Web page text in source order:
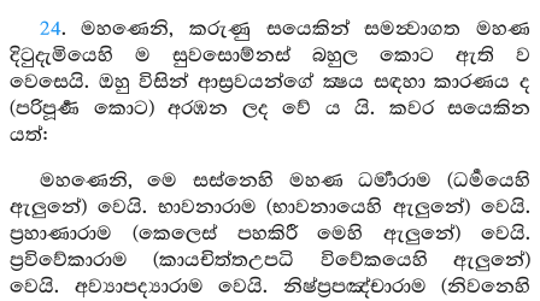
24. මහණෙනි, කරුණු සයෙකින් සමන්‍වාගත මහණ
දිටුදැමියෙහි ම සුවසොම්නස් බහුල කොට ඇති ව
වෙසෙයි. ඔහු විසින් ආස්‍රවයන්ගේ ක්‍ෂය සඳහා කාරණය ද
(පරිපූර්‍ණ කොට) අරඹන ලද වේ ය යි. කවර සයෙකින
යත්:
මහණෙනි, මෙ සස්නෙහි මහණ ධර්‍මාරාම (ධර්‍මයෙහි
ඇලුනේ) වෙයි. භාවනාරාම (භාවනායෙහි ඇලුනේ) වෙයි.
ප්‍රහාණාරාම (කෙලෙස් පහකිරී මෙහි ඇලුනේ) වෙයි.
ප්‍රවිවේකාරාම (කායචිත්තඋපධි විවේකයෙහි ඇලුනේ)
වෙයි. අව්‍යාපද්‍යාරාම වෙයි. නිෂ්ප්‍රපඤ්චාරාම (නිවනෙහි